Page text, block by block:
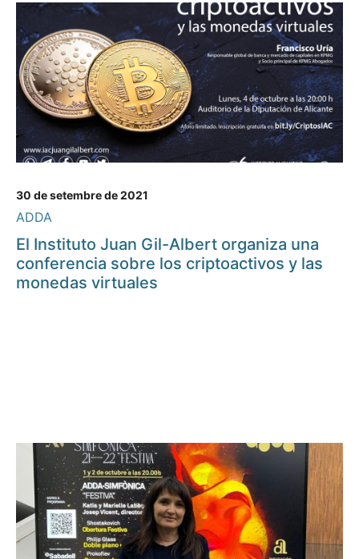
30 de setembre de 2021
ADDA
El Instituto Juan Gil-Albert organiza una
conferencia sobre los criptoactivos y las
monedas virtuales